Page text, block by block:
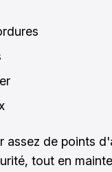
assez de points
tout en